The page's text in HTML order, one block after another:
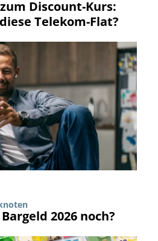
Discount-Kurs:
Telekom-Flat?
2026 noch?